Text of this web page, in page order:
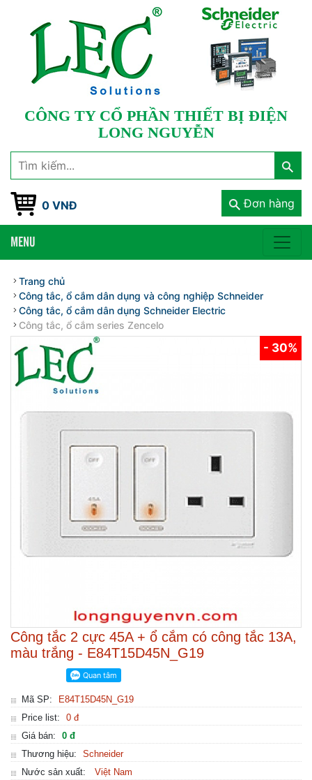
CÔNG TY CỔ PHẦN THIẾT BỊ ĐIỆN
LONG NGUYỄN
0 VNĐ Đơn hàng
MENU
Trang chủ
Công tắc, ổ cắm dân dụng và công nghiệp Schneider
Công tắc, ổ cắm dân dụng Schneider Electric
Công tắc, ổ cắm series Zencelo
- 30%
Công tắc 2 cực 45A + ổ cắm có công tắc 13A,
màu trắng - E84T15D45N_G19
Mã SP:
E84T15D45N_G19
Price list:
0 đ
Giá bán:
0 đ
Thương hiệu:
Schneider
Nước sản xuất:
Việt Nam